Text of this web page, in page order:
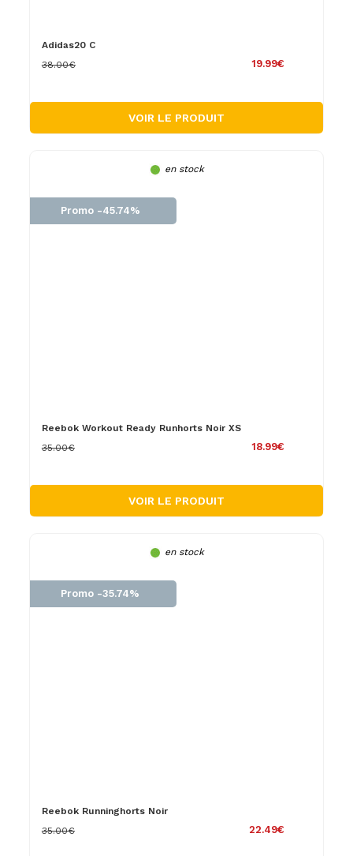
Adidas20 C
19.99€
38.00€
VOIR LE PRODUIT
en stock
Promo -45.74%
Reebok Workout Ready Runhorts Noir XS
18.99€
35.00€
VOIR LE PRODUIT
en stock
Promo -35.74%
Reebok Runninghorts Noir
22.49€
35.00€